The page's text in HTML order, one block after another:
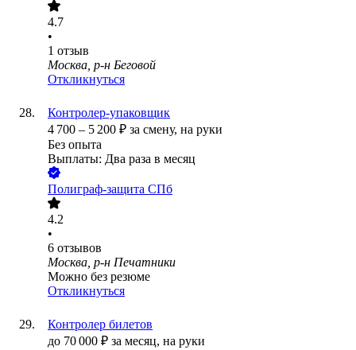
4.7
•
1 отзыв
Москва, р-н Беговой
Откликнуться
Контролер-упаковщик
4 700 – 5 200 ₽ за смену, на руки
Без опыта
Выплаты: Два раза в месяц
Полиграф-защита СПб
4.2
•
6 отзывов
Москва, р-н Печатники
Можно без резюме
Откликнуться
Контролер билетов
до 70 000 ₽ за месяц, на руки